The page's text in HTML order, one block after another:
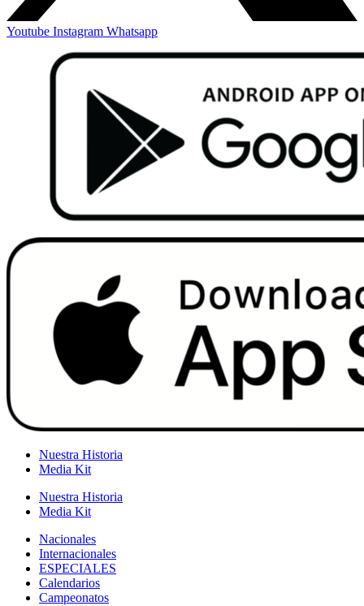
Youtube Instagram Whatsapp
Nuestra Historia
Media Kit
Nuestra Historia
Media Kit
Nacionales
Internacionales
ESPECIALES
Calendarios
Campeonatos